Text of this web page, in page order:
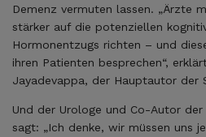
Demenz vermuten lassen. „Ärzte
stärker auf die potenziellen
Hormonentzugs richten – und
ihren Patienten besprechen“,
Jayadevappa, der Hauptautor der
Und der Urologe und Co-Autor
sagt: „Ich denke, wir müssen uns